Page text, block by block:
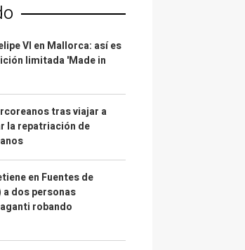
VI en Mallorca: así es
limitada 'Made in
tras viajar a
la repatriación de
en Fuentes de
a dos personas
robando